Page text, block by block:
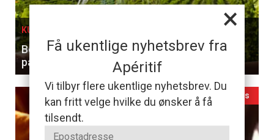
×
Få ukentlige nyhetsbrev fra
Apéritif
Vi tilbyr flere ukentlige nyhetsbrev. Du
kan fritt velge hvilke du ønsker å få
tilsendt.
KURS I OSLO, 26. AUGUST
Benytt sjansen til å smake og lære forskjellen
på hvitviner
Ledig plass